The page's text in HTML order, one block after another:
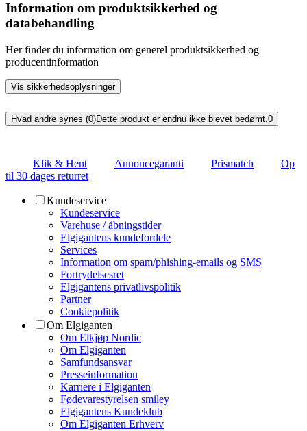
Information om produktsikkerhed og
databehandling
Her finder du information om generel produktsikkerhed og
producentinformation
Vis sikkerhedsoplysninger
Hvad andre synes (0)Dette produkt er endnu ikke blevet bedømt. 0
Klik & Hent Annoncegaranti Prismatch
Op
til 30 dages returret
Kundeservice
Kundeservice
Varehuse / åbningstider
Elgigantens kundefordele
Services
Information om spam/phishing-emails og SMS
Fortrydelsesret
Elgigantens privatlivspolitik
Partner
Cookiepolitik
Om Elgiganten
Om Elkjøp Nordic
Om Elgiganten
Samfundsansvar
Presseinformation
Karriere i Elgiganten
Fødevarestyrelsen smiley
Elgigantens Kundeklub
Om Elgiganten Erhverv